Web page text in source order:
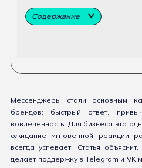
Содержание
Мессенджеры стали основным
брендов: быстрый ответ,
вовлечённость. Для бизнеса это
ожидание мгновенной реакции
всегда успевает. Статья
делает поддержку в Telegram и VK